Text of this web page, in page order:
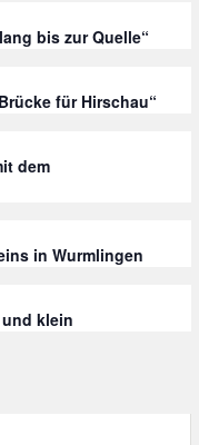
bis zur Quelle“
für Hirschau“
dem
in Wurmlingen
klein